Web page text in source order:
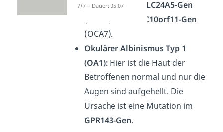
Mutationen im
SLC24A5-Gen
C10orf11-Gen
(OCA7).
Okulärer Albinismus Typ 1
(OA1): Hier ist die Haut der
Betroffenen normal und nur die
Augen sind aufgehellt. Die
Ursache ist eine Mutation im
GPR143-Gen.
7/7 – Dauer: 05:07